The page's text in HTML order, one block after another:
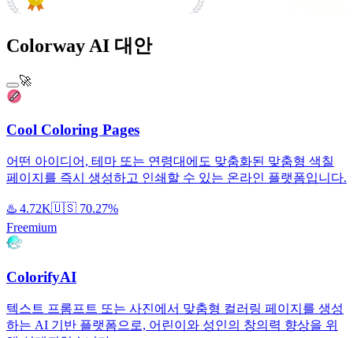
Colorway AI 대안
🚀
Cool Coloring Pages
어떤 아이디어, 테마 또는 연령대에도 맞춤화된 맞춤형 색칠
페이지를 즉시 생성하고 인쇄할 수 있는 온라인 플랫폼입니다.
♨️ 4.72K🇺🇸 70.27%
Freemium
ColorifyAI
텍스트 프롬프트 또는 사진에서 맞춤형 컬러링 페이지를 생성
하는 AI 기반 플랫폼으로, 어린이와 성인의 창의력 향상을 위